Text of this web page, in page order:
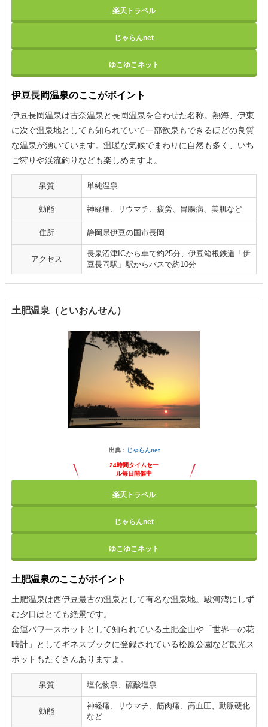
楽天トラベル
じゃらんnet
ゆこゆこネット
伊豆長岡温泉のここがポイント
伊豆長岡温泉は古奈温泉と長岡温泉を合わせた名称。熱海、伊東
に次ぐ温泉地としても知られていて一部飲泉もできるほどの良質
な温泉が湧いています。温暖な気候でまわりに自然も多く、いち
ご狩りや渓流釣りなども楽しめますよ。
泉質 単純温泉
効能 神経痛、リウマチ、疲労、胃腸病、美肌など
住所 静岡県伊豆の国市長岡
アクセス
長泉沼津ICから車で約25分、伊豆箱根鉄道「伊
豆長岡駅」駅からバスで約10分
土肥温泉（といおんせん）
出典： じゃらんnet
24時間タイムセー
ル毎日開催中
楽天トラベル
じゃらんnet
ゆこゆこネット
土肥温泉のここがポイント
土肥温泉は西伊豆最古の温泉として有名な温泉地。駿河湾にしず
む夕日はとても絶景です。
金運パワースポットとして知られている土肥金山や「世界一の花
時計」としてギネスブックに登録されている松原公園など観光ス
ポットもたくさんありますよ。
泉質 塩化物泉、硫酸塩泉
効能
神経痛、リウマチ、筋肉痛、高血圧、動脈硬化
など